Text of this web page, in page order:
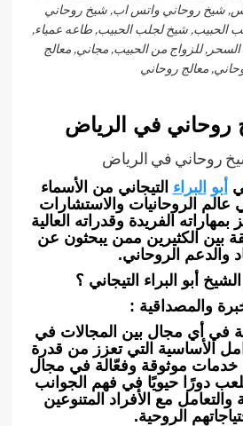
شيخ روحاني واتس اب, شيخ روحاني
الحبيب, شيخ لجلب الحبيب, طاعه عمياء,
للزواج من الحبيب, مجاني, معالج
معالج روحاني
روحاني في الرياض
روحاني في الرياض
أبو البراء التيجاني من الأسماء
عالم الروحانيات والاستشارات
بمهاراته الفريدة وقدراته العالية
بين الكثيرين ممن يبحثون عن
والدعم الروحاني.
أبو البراء التيجاني ؟
والمصداقية :
في أي مجال بين المجالات في
الأساسية التي تعزز من قدرة
موثوقة وفعّالة في مجال
تلعب دورًا حيويًا في فهم الجوانب
والتعامل مع الأفراد المتنوعين
الروحية.